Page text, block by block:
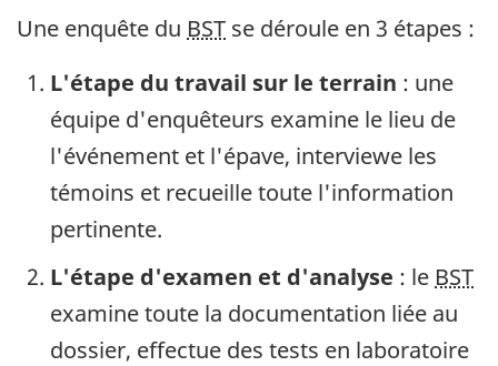
Une enquête du BST se déroule en 3 étapes :
L'étape du travail sur le terrain : une
équipe d'enquêteurs examine le lieu de
l'événement et l'épave, interviewe les
témoins et recueille toute l'information
pertinente.
L'étape d'examen et d'analyse : le BST
examine toute la documentation liée au
dossier, effectue des tests en laboratoire